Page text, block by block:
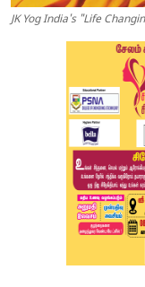
JK Yog India's "Life